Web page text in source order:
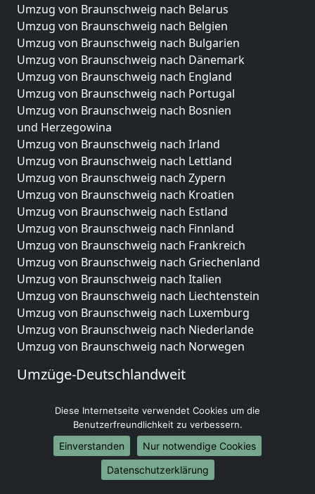
Umzug von Braunschweig nach Belarus
Umzug von Braunschweig nach Belgien
Umzug von Braunschweig nach Bulgarien
Umzug von Braunschweig nach Dänemark
Umzug von Braunschweig nach England
Umzug von Braunschweig nach Portugal
Umzug von Braunschweig nach Bosnien
und Herzegowina
Umzug von Braunschweig nach Irland
Umzug von Braunschweig nach Lettland
Umzug von Braunschweig nach Zypern
Umzug von Braunschweig nach Kroatien
Umzug von Braunschweig nach Estland
Umzug von Braunschweig nach Finnland
Umzug von Braunschweig nach Frankreich
Umzug von Braunschweig nach Griechenland
Umzug von Braunschweig nach Italien
Umzug von Braunschweig nach Liechtenstein
Umzug von Braunschweig nach Luxemburg
Umzug von Braunschweig nach Niederlande
Umzug von Braunschweig nach Norwegen
Umzüge-Deutschlandweit
Umzug von Braunschweig nach Hamburg
Umzug von Braunschweig nach München
Umzug von Braunschweig nach Köln
Umzug von Braunschweig nach Frankfurt am Main
Umzug von Braunschweig nach Stuttgart
Diese Internetseite verwendet Cookies um die
Benutzerfreundlichkeit zu verbessern.
Einverstanden
Nur notwendige Cookies
Datenschutzerklärung